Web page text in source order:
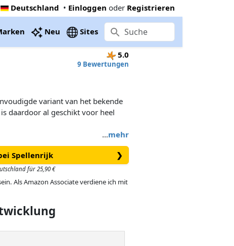
Deutschland • Einloggen oder Registrieren
Neu Sites
5.0
9 Bewertungen
…mehr
variant van het bekende
daardoor al geschikt voor heel
Spellenrijk ❯
für 25,90 €
Als Amazon Associate verdiene ich mit